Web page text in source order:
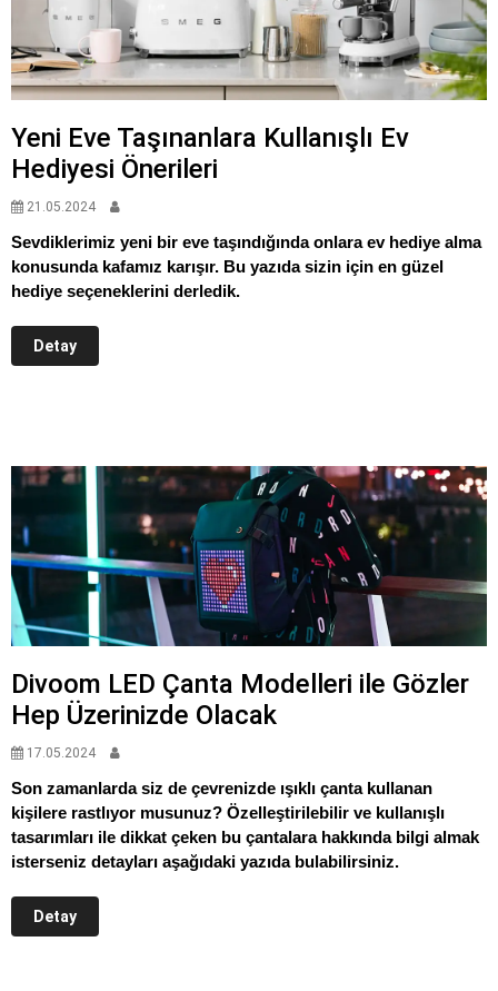
Yeni Eve Taşınanlara Kullanışlı Ev
Hediyesi Önerileri
21.05.2024
Sevdiklerimiz yeni bir eve taşındığında onlara ev hediye alma
konusunda kafamız karışır. Bu yazıda sizin için en güzel
hediye seçeneklerini derledik.
Detay
Divoom LED Çanta Modelleri ile Gözler
Hep Üzerinizde Olacak
17.05.2024
Son zamanlarda siz de çevrenizde ışıklı çanta kullanan
kişilere rastlıyor musunuz? Özelleştirilebilir ve kullanışlı
tasarımları ile dikkat çeken bu çantalara hakkında bilgi almak
isterseniz detayları aşağıdaki yazıda bulabilirsiniz.
Detay